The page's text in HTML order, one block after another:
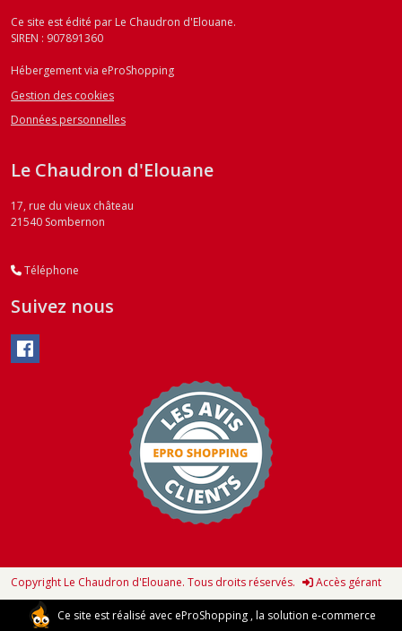
Ce site est édité par Le Chaudron d'Elouane.
SIREN : 907891360
Hébergement via eProShopping
Gestion des cookies
Données personnelles
Le Chaudron d'Elouane
17, rue du vieux château
21540 Sombernon
Téléphone
Suivez nous
Copyright Le Chaudron d'Elouane. Tous droits réservés. Accès gérant
Ce site est réalisé avec eProShopping , la solution e-commerce